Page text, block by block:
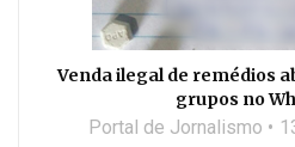
Venda ilegal de remédios
grupos no
Portal de Jornalismo